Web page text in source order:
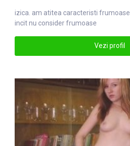
izica. am atitea caracteristi frumoase
incit nu consider frumoase
Vezi profil